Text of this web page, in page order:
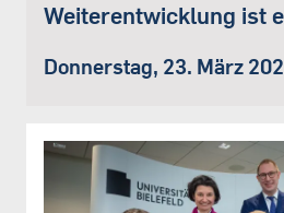
Weiterentwicklung ist
Donnerstag, 23. März